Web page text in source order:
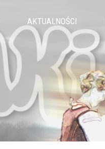
AKTUALNOŚCI